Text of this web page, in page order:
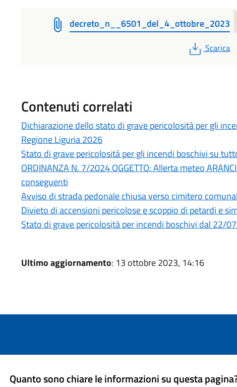
decreto_n__6501_del_4_ottobre_2023
PDF
Scarica
Contenuti correlati
Dichiarazione dello stato di grave pericolosità per gli
Regione Liguria 2026
Stato di grave pericolosità per gli incendi boschivi su
ORDINANZA N. 7/2024 OGGETTO: Allerta meteo
conseguenti
Avviso di strada pedonale chiusa verso cimitero
Divieto di accensioni pericolose e scoppio di petardi e
Stato di grave pericolosità per incendi boschivi dal 22/
Ultimo aggiornamento: 13 ottobre 2023, 14:16
Quanto sono chiare le informazioni su questa